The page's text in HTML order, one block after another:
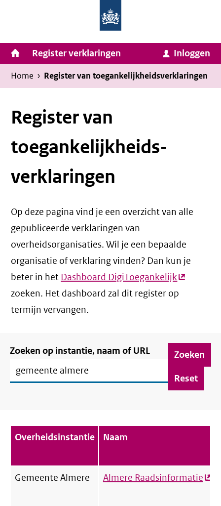
inhoud
van
Binnenlandse
Zaken
Koninkrijksrelaties
Homepage
van
Invulassistent
Toegankelijkheidsverklaring
Toegankelijkheidsverklaring
Hoofdnavigatie
Register verklaringen Inloggen
Kruimelpad
U
bevindt
hier:
Home › Register van toegankelijkheids­verklaringen
Register van
toegankelijkheids­
verklaringen
Op deze pagina vind je een overzicht van alle
gepubliceerde verklaringen van
overheidsorganisaties. Wil je een bepaalde
organisatie of verklaring vinden? Dan kun je
beter in het Dashboard DigiToegankelijk(externe
link)
zoeken. Het dashboard zal dit register op
termijn vervangen.
Filter
verklaringen
Zoeken op instantie, naam of URL
Overheidsinstantie Naam
Gemeente Almere Almere Raadsinformatie